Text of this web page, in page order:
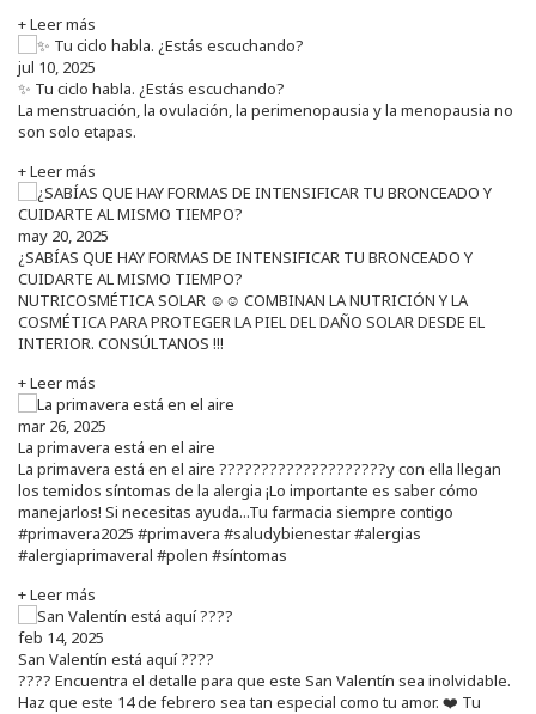
+ Leer más
jul 10, 2025
✨ Tu ciclo habla. ¿Estás escuchando?
La menstruación, la ovulación, la perimenopausia y la menopausia no
son solo etapas.
+ Leer más
may 20, 2025
¿SABÍAS QUE HAY FORMAS DE INTENSIFICAR TU BRONCEADO Y
CUIDARTE AL MISMO TIEMPO?
NUTRICOSMÉTICA SOLAR ☺️☺️ COMBINAN LA NUTRICIÓN Y LA
COSMÉTICA PARA PROTEGER LA PIEL DEL DAÑO SOLAR DESDE EL
INTERIOR. CONSÚLTANOS !!!
+ Leer más
mar 26, 2025
La primavera está en el aire
La primavera está en el aire ????????????????????y con ella llegan
los temidos síntomas de la alergia ¡Lo importante es saber cómo
manejarlos! Si necesitas ayuda...Tu farmacia siempre contigo
#primavera2025 #primavera #saludybienestar #alergias
#alergiaprimaveral #polen #síntomas
+ Leer más
feb 14, 2025
San Valentín está aquí ????
???? Encuentra el detalle para que este San Valentín sea inolvidable.
Haz que este 14 de febrero sea tan especial como tu amor. ❤️ Tu